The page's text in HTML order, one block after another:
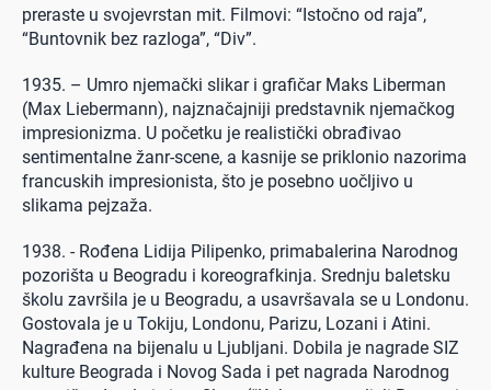
preraste u svojevrstan mit. Filmovi: “Istočno od raja”,
“Buntovnik bez razloga”, “Div”.
1935. – Umro njemački slikar i grafičar Maks Liberman
(Max Liebermann), najznačajniji predstavnik njemačkog
impresionizma. U početku je realistički obrađivao
sentimentalne žanr-scene, a kasnije se priklonio nazorima
francuskih impresionista, što je posebno uočljivo u
slikama pejzaža.
1938. - Rođena Lidija Pilipenko, primabalerina Narodnog
pozorišta u Beogradu i koreografkinja. Srednju baletsku
školu završila je u Beogradu, a usavršavala se u Londonu.
Gostovala je u Tokiju, Londonu, Parizu, Lozani i Atini.
Nagrađena na bijenalu u Ljubljani. Dobila je nagrade SIZ
kulture Beograda i Novog Sada i pet nagrada Narodnog